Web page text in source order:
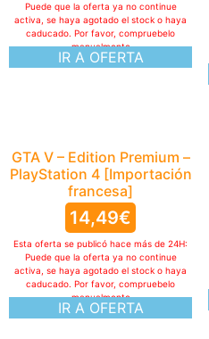
IR A OFERTA
Puede que la oferta ya no continue
activa, se haya agotado el stock o haya
caducado. Por favor, compruebelo
manualmente
GTA V – Edition Premium –
PlayStation 4 [Importación
francesa]
14,49€
IR A OFERTA
Esta oferta se publicó hace más de 24H:
Puede que la oferta ya no continue
activa, se haya agotado el stock o haya
caducado. Por favor, compruebelo
manualmente